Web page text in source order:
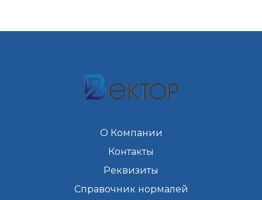
О Компании
Контакты
Реквизиты
Справочник нормалей